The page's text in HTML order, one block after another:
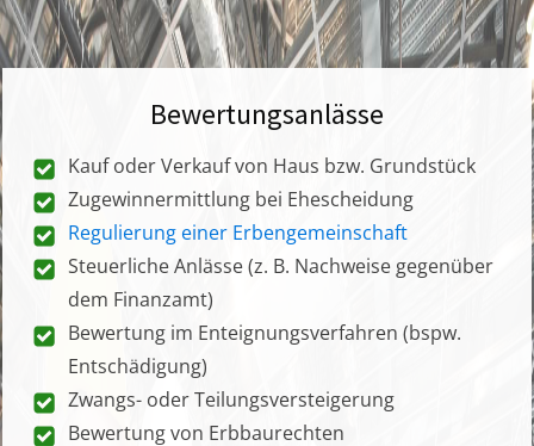
Bewertungsanlässe
Kauf oder Verkauf von Haus bzw. Grundstück
Zugewinnermittlung bei Ehescheidung
Regulierung einer Erbengemeinschaft
Steuerliche Anlässe (z. B. Nachweise gegenüber
dem Finanzamt)
Bewertung im Enteignungsverfahren (bspw.
Entschädigung)
Zwangs- oder Teilungsversteigerung
Bewertung von Erbbaurechten